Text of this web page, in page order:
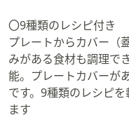
〇9種類のレシピ付き
プレートからカバー（
みがある食材も調理で
能。プレートカバーが
です。9種類のレシピ
ます